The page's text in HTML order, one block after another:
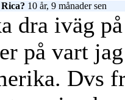
10 år, 9 månader sen
dra iväg
på vart
Dvs